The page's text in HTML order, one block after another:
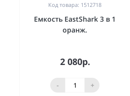
Код товара: 1512718
Емкость EastShark 3 в 1
оранж.
2 080р.
- +